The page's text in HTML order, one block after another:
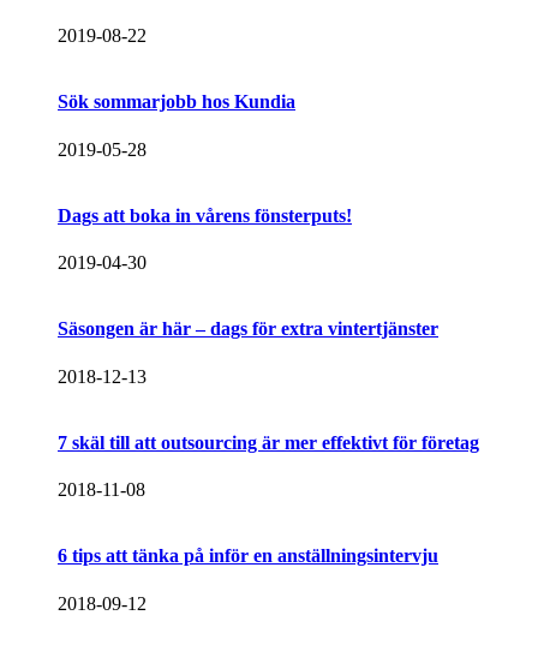
2019-08-22
Sök sommarjobb hos Kundia
2019-05-28
Dags att boka in vårens fönsterputs!
2019-04-30
Säsongen är här – dags för extra vintertjänster
2018-12-13
7 skäl till att outsourcing är mer effektivt för företag
2018-11-08
6 tips att tänka på inför en anställningsintervju
2018-09-12